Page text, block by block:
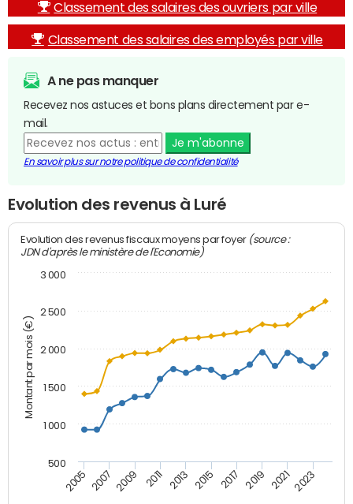
Classement des salaires des ouvriers par ville
Classement des salaires des employés par ville
A ne pas manquer
Recevez nos astuces et bons plans directement par e-
mail.
Je m'abonne
En savoir plus sur notre politique de confidentialité
Evolution des revenus à Luré
Montant par mois (€)
Evolution des revenus fiscaux moyens par foyer (source :
JDN d'après le ministère de l'Economie)
2005 2007 2009 2011 2013 2015 2017 2019 2021 2023
500
1 000
1 500
2 000
2 500
3 000